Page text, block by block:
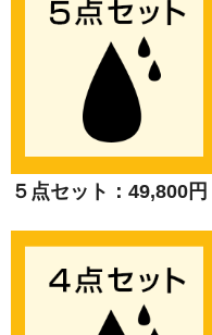
５点セット：49,800円